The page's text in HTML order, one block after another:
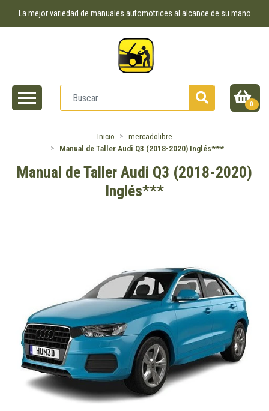
La mejor variedad de manuales automotrices al alcance de su mano
0
Inicio
mercadolibre
Manual de Taller Audi Q3 (2018-2020) Inglés***
Manual de Taller Audi Q3 (2018-2020)
Inglés***